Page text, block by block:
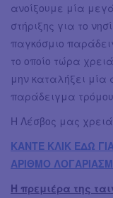
ανοίξουμε μία
στήριξης για το
παγκόσμιο
το οποίο τώρα
μην καταλήξει μία
παράδειγμα
Η Λέσβος μας
ΚΑΝΤΕ ΚΛΙΚ ΕΔΩ
ΑΡΙΘΜΟ
Η πρεμιέρα της